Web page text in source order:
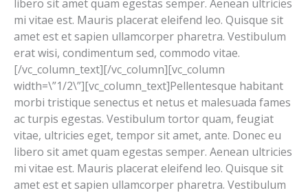
libero sit amet quam egestas semper. Aenean ultricies
mi vitae est. Mauris placerat eleifend leo. Quisque sit
amet est et sapien ullamcorper pharetra. Vestibulum
erat wisi, condimentum sed, commodo vitae.
[/vc_column_text][/vc_column][vc_column
width=\”1/2\”][vc_column_text]Pellentesque habitant
morbi tristique senectus et netus et malesuada fames
ac turpis egestas. Vestibulum tortor quam, feugiat
vitae, ultricies eget, tempor sit amet, ante. Donec eu
libero sit amet quam egestas semper. Aenean ultricies
mi vitae est. Mauris placerat eleifend leo. Quisque sit
amet est et sapien ullamcorper pharetra. Vestibulum